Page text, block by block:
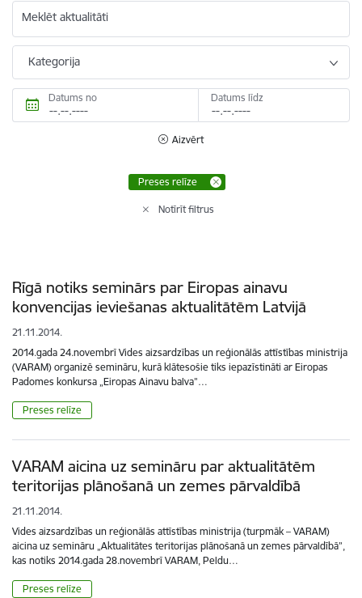
Meklēt aktualitāti
Kategorija
Datums no Datums līdz
Aizvērt
Preses relīze
Notīrīt filtrus
Rīgā notiks seminārs par Eiropas ainavu
konvencijas ieviešanas aktualitātēm Latvijā
21.11.2014.
2014.gada 24.novembrī Vides aizsardzības un reģionālās attīstības ministrija
(VARAM) organizē semināru, kurā klātesošie tiks iepazīstināti ar Eiropas
Padomes konkursa „Eiropas Ainavu balva”…
Preses relīze
VARAM aicina uz semināru par aktualitātēm
teritorijas plānošanā un zemes pārvaldībā
21.11.2014.
Vides aizsardzības un reģionālās attīstības ministrija (turpmāk – VARAM)
aicina uz semināru „Aktualitātes teritorijas plānošanā un zemes pārvaldībā”,
kas notiks 2014.gada 28.novembrī VARAM, Peldu…
Preses relīze